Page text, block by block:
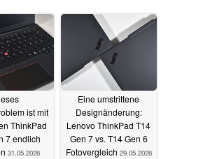
ist mit
ThinkPad
7 endlich
31.05.2026
Eine umstrittene
Designänderung:
Lenovo ThinkPad T14
Gen 7 vs. T14 Gen 6
Fotovergleich 29.05.2026